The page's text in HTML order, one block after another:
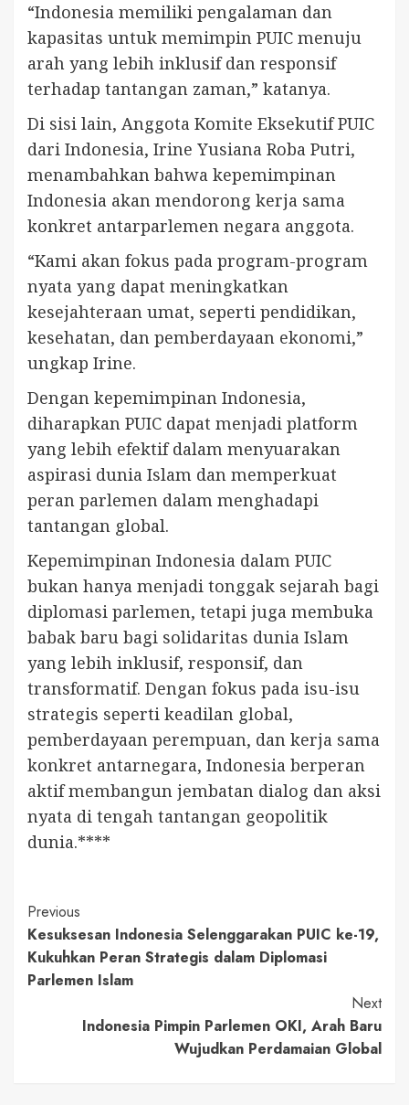
“Indonesia memiliki pengalaman dan
kapasitas untuk memimpin PUIC menuju
arah yang lebih inklusif dan responsif
terhadap tantangan zaman,” katanya.
Di sisi lain, Anggota Komite Eksekutif PUIC
dari Indonesia, Irine Yusiana Roba Putri,
menambahkan bahwa kepemimpinan
Indonesia akan mendorong kerja sama
konkret antarparlemen negara anggota.
“Kami akan fokus pada program-program
nyata yang dapat meningkatkan
kesejahteraan umat, seperti pendidikan,
kesehatan, dan pemberdayaan ekonomi,”
ungkap Irine.
Dengan kepemimpinan Indonesia,
diharapkan PUIC dapat menjadi platform
yang lebih efektif dalam menyuarakan
aspirasi dunia Islam dan memperkuat
peran parlemen dalam menghadapi
tantangan global.
Kepemimpinan Indonesia dalam PUIC
bukan hanya menjadi tonggak sejarah bagi
diplomasi parlemen, tetapi juga membuka
babak baru bagi solidaritas dunia Islam
yang lebih inklusif, responsif, dan
transformatif. Dengan fokus pada isu-isu
strategis seperti keadilan global,
pemberdayaan perempuan, dan kerja sama
konkret antarnegara, Indonesia berperan
aktif membangun jembatan dialog dan aksi
nyata di tengah tantangan geopolitik
dunia.****
Continue
Reading
Previous
Kesuksesan Indonesia Selenggarakan PUIC ke-19,
Kukuhkan Peran Strategis dalam Diplomasi
Parlemen Islam
Next
Indonesia Pimpin Parlemen OKI, Arah Baru
Wujudkan Perdamaian Global